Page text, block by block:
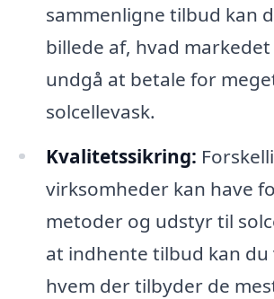
sammenligne tilbud kan
billede af, hvad
undgå at betale for
solcellevask.
Kvalitetssikring:
virksomheder kan have
metoder og udstyr til
at indhente tilbud kan du
hvem der tilbyder de